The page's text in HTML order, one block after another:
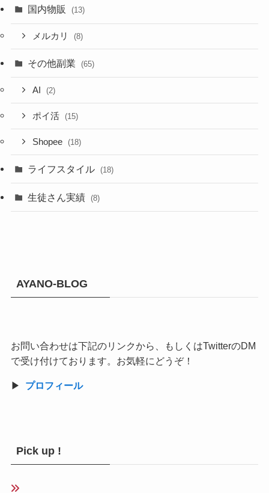
国内物販 (13)
メルカリ (8)
その他副業 (65)
AI (2)
ポイ活 (15)
Shopee (18)
ライフスタイル (18)
生徒さん実績 (8)
AYANO-BLOG
お問い合わせは下記のリンクから、もしくはTwitterのDM
で受け付けております。お気軽にどうぞ！
▶︎ プロフィール
Pick up !